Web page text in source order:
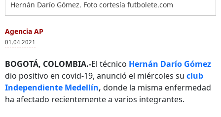
Hernán Darío Gómez. Foto cortesía futbolete.com
Agencia AP
01.04.2021
BOGOTÁ, COLOMBIA.-El técnico Hernán Darío Gómez
dio positivo en covid-19, anunció el miércoles su club
Independiente Medellín, donde la misma enfermedad
ha afectado recientemente a varios integrantes.